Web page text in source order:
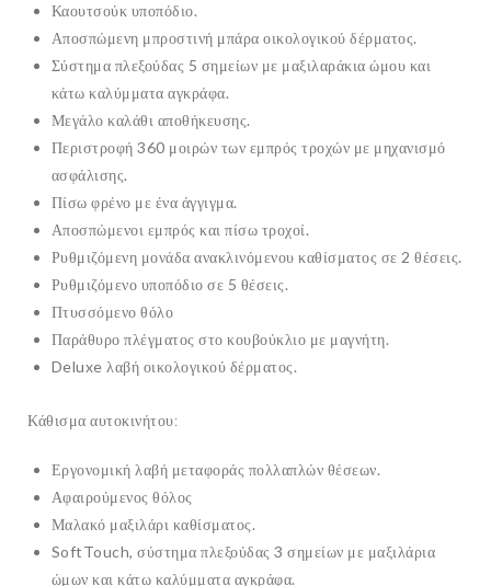
Καουτσούκ υποπόδιο.
Αποσπώμενη μπροστινή μπάρα οικολογικού δέρματος.
Σύστημα πλεξούδας 5 σημείων με μαξιλαράκια ώμου και
κάτω καλύμματα αγκράφα.
Μεγάλο καλάθι αποθήκευσης.
Περιστροφή 360 μοιρών των εμπρός τροχών με μηχανισμό
ασφάλισης.
Πίσω φρένο με ένα άγγιγμα.
Αποσπώμενοι εμπρός και πίσω τροχοί.
Ρυθμιζόμενη μονάδα ανακλινόμενου καθίσματος σε 2 θέσεις.
Ρυθμιζόμενο υποπόδιο σε 5 θέσεις.
Πτυσσόμενο θόλο
Παράθυρο πλέγματος στο κουβούκλιο με μαγνήτη.
Deluxe λαβή οικολογικού δέρματος.
Κάθισμα αυτοκινήτου:
Εργονομική λαβή μεταφοράς πολλαπλών θέσεων.
Αφαιρούμενος θόλος
Μαλακό μαξιλάρι καθίσματος.
SoftTouch, σύστημα πλεξούδας 3 σημείων με μαξιλάρια
ώμων και κάτω καλύμματα αγκράφα.